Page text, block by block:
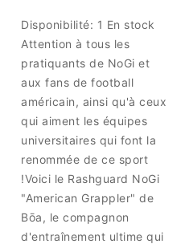
Disponibilité: 1 En stock
Attention à tous les
pratiquants de NoGi et
aux fans de football
américain, ainsi qu'à ceux
qui aiment les équipes
universitaires qui font la
renommée de ce sport
!Voici le Rashguard NoGi
"American Grappler" de
Bōa, le compagnon
d'entraînement ultime qui